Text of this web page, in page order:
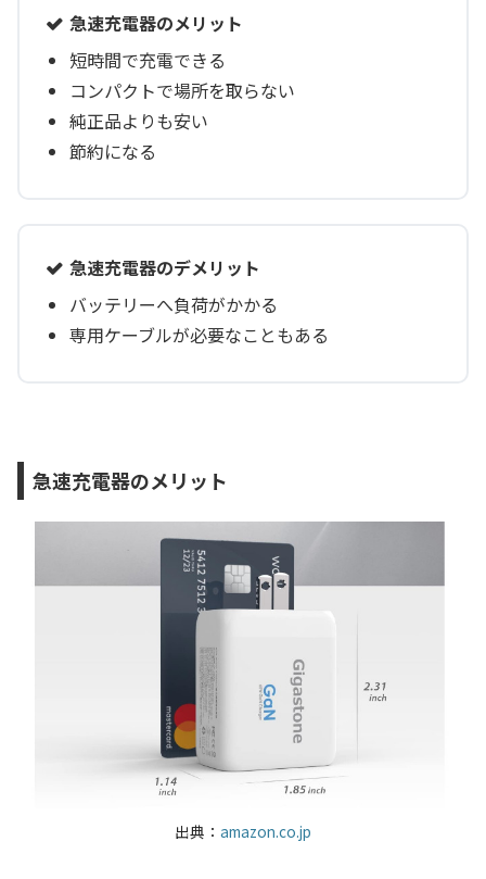
急速充電器のメリット
短時間で充電できる
コンパクトで場所を取らない
純正品よりも安い
節約になる
急速充電器のデメリット
バッテリーへ負荷がかかる
専用ケーブルが必要なこともある
急速充電器のメリット
出典： amazon.co.jp